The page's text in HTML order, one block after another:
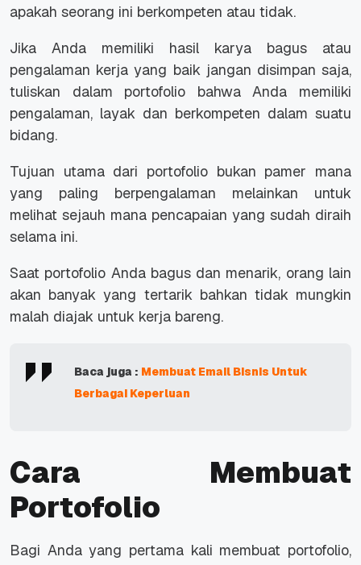
apakah seorang ini berkompeten atau tidak.
Jika Anda memiliki hasil karya bagus atau
pengalaman kerja yang baik jangan disimpan saja,
tuliskan dalam portofolio bahwa Anda memiliki
pengalaman, layak dan berkompeten dalam suatu
bidang.
Tujuan utama dari portofolio bukan pamer mana
yang paling berpengalaman melainkan untuk
melihat sejauh mana pencapaian yang sudah diraih
selama ini.
Saat portofolio Anda bagus dan menarik, orang lain
akan banyak yang tertarik bahkan tidak mungkin
malah diajak untuk kerja bareng.
Baca juga : Membuat Email Bisnis Untuk
Berbagai Keperluan
Cara Membuat
Portofolio
Bagi Anda yang pertama kali membuat portofolio,